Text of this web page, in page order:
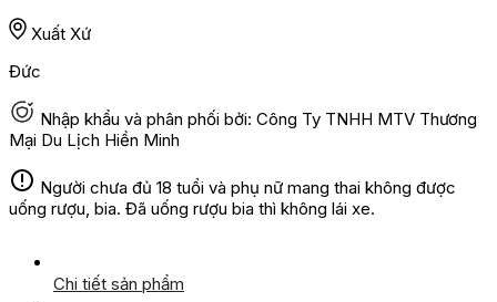
Xuất Xứ
Đức
Nhập khẩu và phân phối bởi: Công Ty TNHH MTV Thương
Mại Du Lịch Hiền Minh
Người chưa đủ 18 tuổi và phụ nữ mang thai không được
uống rượu, bia. Đã uống rượu bia thì không lái xe.
Chi tiết sản phẩm